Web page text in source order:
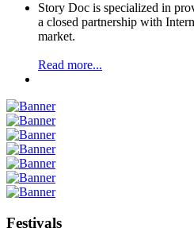
Story Doc is specialized in
a closed partnership with
market.
Read more...
Festivals